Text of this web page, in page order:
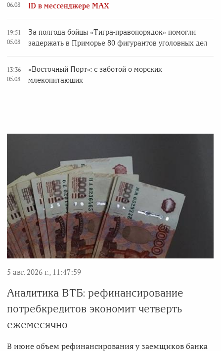
06.08
ID в мессенджере MAX
19:51
05.08
За полгода бойцы «Тигра-правопорядок» помогли
задержать в Приморье 80 фигурантов уголовных дел
13:36
05.08
«Восточный Порт»: с заботой о морских
млекопитающих
5 авг. 2026 г., 11:47:59
Аналитика ВТБ: рефинансирование
потребкредитов экономит четверть
ежемесячно
В июне объем рефинансирования у заемщиков банка